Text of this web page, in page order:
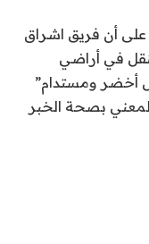
على أن فريق اشراق
في أراضي
أخضر ومستدام”
بصحة الخبر